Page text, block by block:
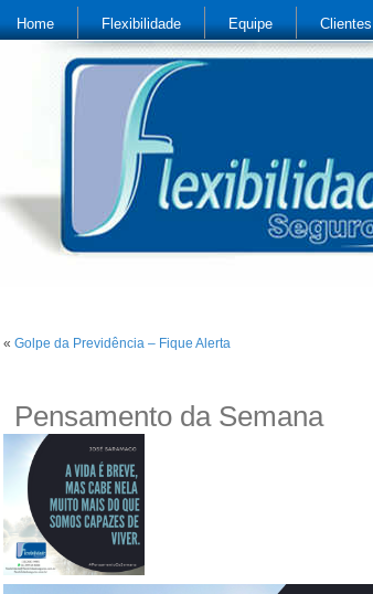
Home Flexibilidade Equipe Clientes
« Golpe da Previdência – Fique Alerta
Pensamento da Semana